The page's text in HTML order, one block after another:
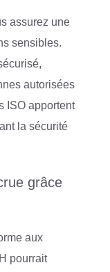
assurez une
sensibles.
autorisées
ISO apportent
la sécurité
grâce
aux
pourrait